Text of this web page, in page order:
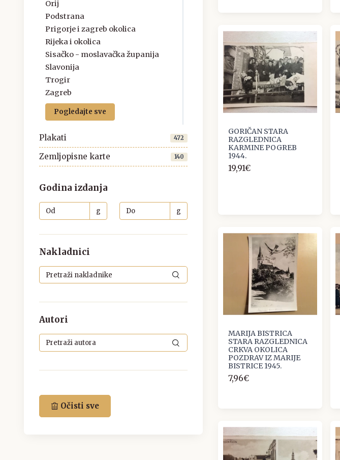
Orij
Podstrana
Prigorje i zagreb okolica
Rijeka i okolica
Sisačko - moslavačka županija
Slavonija
Trogir
Zagreb
Pogledajte sve
Plakati 472
Zemljopisne karte 140
Godina izdanja
g g
Nakladnici
Autori
Očisti sve
GORIČAN STARA
RAZGLEDNICA
KARMINE POGREB
1944.
19,91€
MARIJA BISTRICA
STARA RAZGLEDNICA
CRKVA OKOLICA
POZDRAV IZ MARIJE
BISTRICE 1945.
7,96€